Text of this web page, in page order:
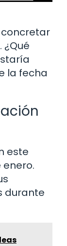
concretar
¿Qué
la fecha
este
durante